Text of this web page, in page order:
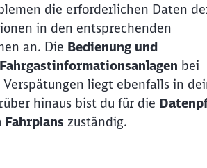
die erforderlichen Daten
in den entsprechenden
an. Die Bedienung und
bei
liegt ebenfalls in
hinaus bist du für die
zuständig.